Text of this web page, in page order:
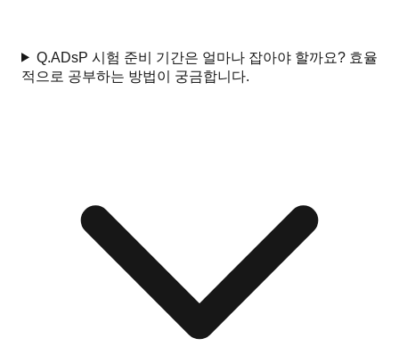
Q.ADsP 시험 준비 기간은 얼마나 잡아야 할까요? 효율
적으로 공부하는 방법이 궁금합니다.